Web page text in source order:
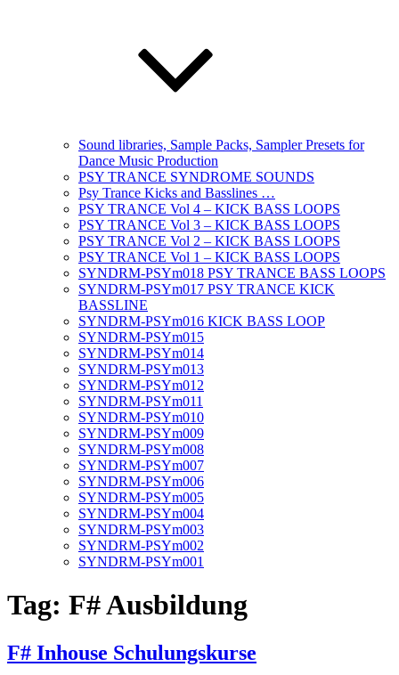
Sound libraries, Sample Packs, Sampler Presets for
Dance Music Production
PSY TRANCE SYNDROME SOUNDS
Psy Trance Kicks and Basslines …
PSY TRANCE Vol 4 – KICK BASS LOOPS
PSY TRANCE Vol 3 – KICK BASS LOOPS
PSY TRANCE Vol 2 – KICK BASS LOOPS
PSY TRANCE Vol 1 – KICK BASS LOOPS
SYNDRM-PSYm018 PSY TRANCE BASS LOOPS
SYNDRM-PSYm017 PSY TRANCE KICK
BASSLINE
SYNDRM-PSYm016 KICK BASS LOOP
SYNDRM-PSYm015
SYNDRM-PSYm014
SYNDRM-PSYm013
SYNDRM-PSYm012
SYNDRM-PSYm011
SYNDRM-PSYm010
SYNDRM-PSYm009
SYNDRM-PSYm008
SYNDRM-PSYm007
SYNDRM-PSYm006
SYNDRM-PSYm005
SYNDRM-PSYm004
SYNDRM-PSYm003
SYNDRM-PSYm002
SYNDRM-PSYm001
Tag: F# Ausbildung
F# Inhouse Schulungskurse